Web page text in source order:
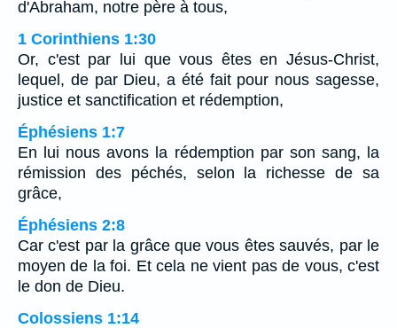
d'Abraham, notre père à tous,
1 Corinthiens 1:30
Or, c'est par lui que vous êtes en Jésus-Christ,
lequel, de par Dieu, a été fait pour nous sagesse,
justice et sanctification et rédemption,
Éphésiens 1:7
En lui nous avons la rédemption par son sang, la
rémission des péchés, selon la richesse de sa
grâce,
Éphésiens 2:8
Car c'est par la grâce que vous êtes sauvés, par le
moyen de la foi. Et cela ne vient pas de vous, c'est
le don de Dieu.
Colossiens 1:14